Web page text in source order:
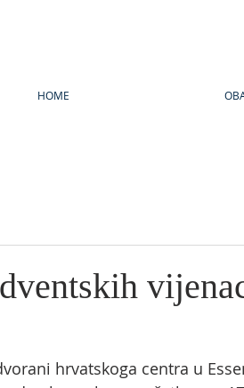
HOME
hrvatskoga centra u